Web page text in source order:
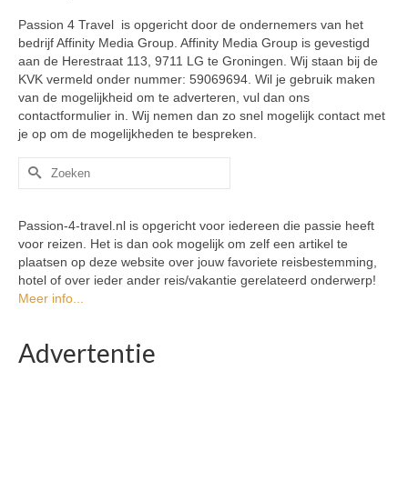
Passion 4 Travel is opgericht door de ondernemers van het
bedrijf Affinity Media Group. Affinity Media Group is gevestigd
aan de Herestraat 113, 9711 LG te Groningen. Wij staan bij de
KVK vermeld onder nummer: 59069694. Wil je gebruik maken
van de mogelijkheid om te adverteren, vul dan ons
contactformulier in. Wij nemen dan zo snel mogelijk contact met
je op om de mogelijkheden te bespreken.
Zoek
naar:
Passion-4-travel.nl is opgericht voor iedereen die passie heeft
voor reizen. Het is dan ook mogelijk om zelf een artikel te
plaatsen op deze website over jouw favoriete reisbestemming,
hotel of over ieder ander reis/vakantie gerelateerd onderwerp!
Meer info...
Advertentie